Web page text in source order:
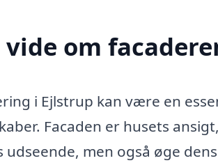
om
i Ejlstrup kan være en
Facaden er husets
udseende, men også øge